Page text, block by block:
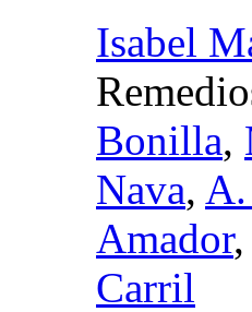
Isabel
Bonilla,
Nava,
Amador,
Carril